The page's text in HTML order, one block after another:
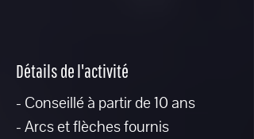
Détails de l'activité
- Conseillé à partir de 10 ans
- Arcs et flèches fournis